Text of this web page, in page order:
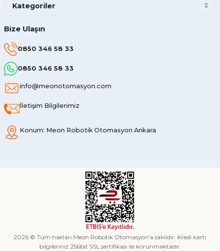
Bize Ulaşın
0850 346 58 33
0850 346 58 33
info@meonotomasyon.com
İletişim Bilgilerimiz
Konum: Meon Robotik Otomasyon Ankara
Kategoriler
2026 © Tüm hakları Meon Robotik Otomasyon'a saklıdır. Kredi kartı
bilgileriniz 256bit SSL sertifikası ile korunmaktadır.